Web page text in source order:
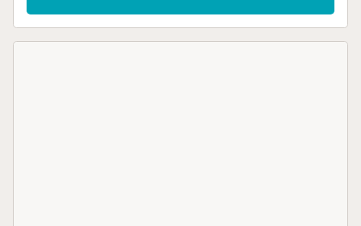
apartamento ático en La Cala cuenta con una piscina al